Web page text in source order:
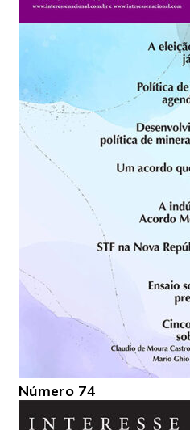
Número 74